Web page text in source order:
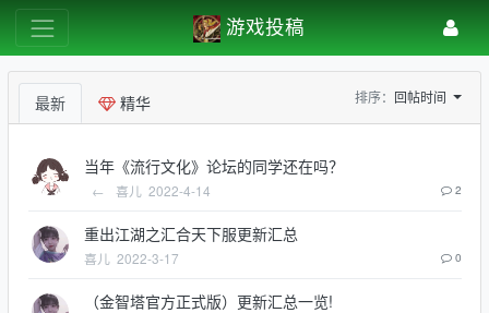
游戏投稿
最新 精华 排序： 回帖时间
当年《流行文化》论坛的同学还在吗？
← 喜儿 2022-4-14 2
重出江湖之汇合天下服更新汇总
喜儿 2022-3-17 0
（金智塔官方正式版）更新汇总一览!